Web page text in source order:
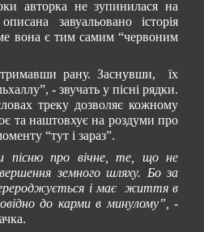
авторка не зупинилася на
завуальовано історія
вона є тим самим “червоним
рану. Заснувши, їх
- звучать у пісні рядки.
треку дозволяє кожному
та наштовхує на роздуми про
“тут і зараз”.
пісню про вічне, те, що не
земного шляху. Бо за
і має життя в
до карми в минулому”, -